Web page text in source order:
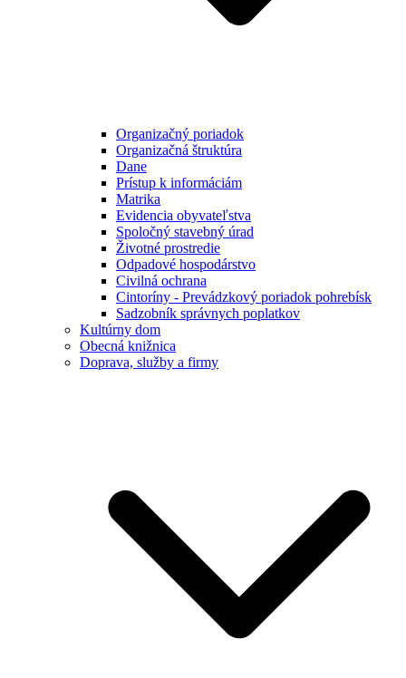
Organizačný poriadok
Organizačná štruktúra
Dane
Prístup k informáciám
Matrika
Evidencia obyvateľstva
Spoločný stavebný úrad
Životné prostredie
Odpadové hospodárstvo
Civilná ochrana
Cintoríny - Prevádzkový poriadok pohrebísk
Sadzobník správnych poplatkov
Kultúrny dom
Obecná knižnica
Doprava, služby a firmy